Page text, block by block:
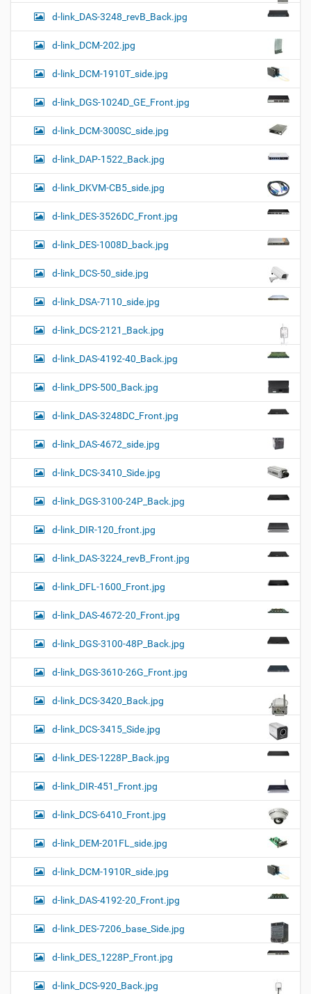
d-link_DAS-3248_revB_Back.jpg
d-link_DCM-202.jpg
d-link_DCM-1910T_side.jpg
d-link_DGS-1024D_GE_Front.jpg
d-link_DCM-300SC_side.jpg
d-link_DAP-1522_Back.jpg
d-link_DKVM-CB5_side.jpg
d-link_DES-3526DC_Front.jpg
d-link_DES-1008D_back.jpg
d-link_DCS-50_side.jpg
d-link_DSA-7110_side.jpg
d-link_DCS-2121_Back.jpg
d-link_DAS-4192-40_Back.jpg
d-link_DPS-500_Back.jpg
d-link_DAS-3248DC_Front.jpg
d-link_DAS-4672_side.jpg
d-link_DCS-3410_Side.jpg
d-link_DGS-3100-24P_Back.jpg
d-link_DIR-120_front.jpg
d-link_DAS-3224_revB_Front.jpg
d-link_DFL-1600_Front.jpg
d-link_DAS-4672-20_Front.jpg
d-link_DGS-3100-48P_Back.jpg
d-link_DGS-3610-26G_Front.jpg
d-link_DCS-3420_Back.jpg
d-link_DCS-3415_Side.jpg
d-link_DES-1228P_Back.jpg
d-link_DIR-451_Front.jpg
d-link_DCS-6410_Front.jpg
d-link_DEM-201FL_side.jpg
d-link_DCM-1910R_side.jpg
d-link_DAS-4192-20_Front.jpg
d-link_DES-7206_base_Side.jpg
d-link_DES_1228P_Front.jpg
d-link_DCS-920_Back.jpg